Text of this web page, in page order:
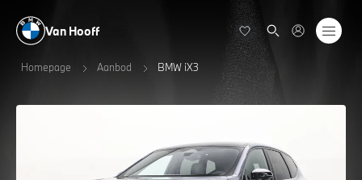
Van Hooff
Homepage Aanbod BMW iX3